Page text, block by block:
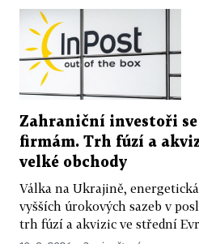
Zahraniční investoři
firmám. Trh fúzí a
velké obchody
Válka na Ukrajině,
vyšších úrokových sazeb v
trh fúzí a akvizic ve střední